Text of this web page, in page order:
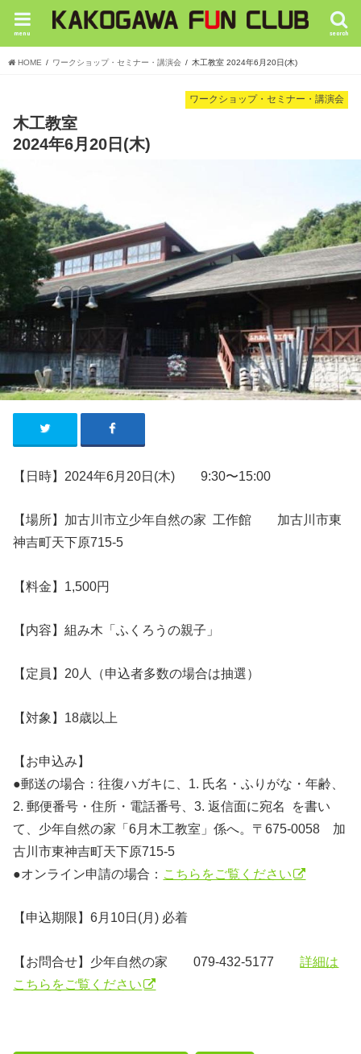
search
menu
HOME ワークショップ・セミナー・講演会 木工教室 2024年6月20日(木)
ワークショップ・セミナー・講演会
木工教室
2024年6月20日(木)
【日時】2024年6月20日(木) 9:30〜15:00
【場所】加古川市立少年自然の家 工作館 加古川市東
神吉町天下原715-5
【料金】1,500円
【内容】組み木「ふくろうの親子」
【定員 】20人 （申込者多数の場合は抽選）
【対象】18歳以上
【お申込み】
●郵送の場合：往復ハガキに、1. 氏名・ふりがな・年齢、
2. 郵便番号・住所・電話番号、3. 返信面に宛名 を書い
て、少年自然の家「6月木工教室」係へ。〒675-0058 加
古川市東神吉町天下原715-5
●オンライン申請の場合： こちらをご覧ください
【申込期限】6月10日(月) 必着
【お問合せ】少年自然の家 079-432-5177詳細は
こちらをご覧ください